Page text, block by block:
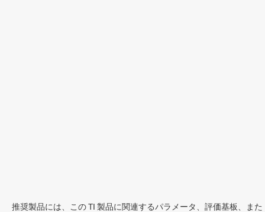
推奨製品には、この TI 製品に関連するパラメータ、評価基板、また